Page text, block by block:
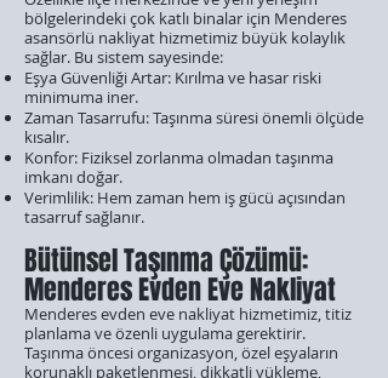
bölgelerindeki çok katlı binalar için Menderes
asansörlü nakliyat hizmetimiz büyük kolaylık
sağlar. Bu sistem sayesinde:
Eşya Güvenliği Artar: Kırılma ve hasar riski
minimuma iner.
Zaman Tasarrufu: Taşınma süresi önemli ölçüde
kısalır.
Konfor: Fiziksel zorlanma olmadan taşınma
imkanı doğar.
Verimlilik: Hem zaman hem iş gücü açısından
tasarruf sağlanır.
Bütünsel Taşınma Çözümü:
Menderes Evden Eve Nakliyat
Menderes evden eve nakliyat hizmetimiz, titiz
planlama ve özenli uygulama gerektirir.
Taşınma öncesi organizasyon, özel eşyaların
korunaklı paketlenmesi, dikkatli yükleme,